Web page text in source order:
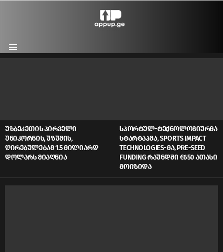
Menu
ᲣᲖᲑᲔᲙᲔᲗᲘᲡ ᲞᲘᲠᲕᲔᲚᲘ
ᲣᲜᲘᲙᲝᲠᲜᲘᲡ, ᲣᲖᲣᲛᲘᲡ,
ᲦᲘᲠᲔᲑᲣᲚᲔᲑᲐᲛ 1.5 ᲛᲘᲚᲘᲐᲠᲓ
ᲓᲝᲚᲐᲠᲡ ᲛᲘᲐᲦᲬᲘᲐ
ᲡᲞᲝᲠᲢᲣᲚ-ᲢᲔᲥᲜᲝᲚᲝᲒᲘᲣᲠᲛᲐ
ᲡᲢᲐᲠᲢᲐᲞᲛᲐ, SPORTS IMPACT
TECHNOLOGIES-ᲛᲐ, PRE-SEED
FUNDING ᲠᲐᲣᲜᲓᲨᲘ €650 ᲐᲗᲐᲡᲘ
ᲛᲝᲘᲖᲘᲓᲐ